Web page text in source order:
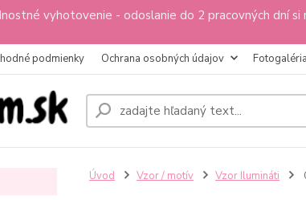
vyhotovenie - odoslanie do 2 pracovných dní
podmienky Ochrana osobných údajov Fotogaléria
Úvod Vzor / motív Vzor Ilumináti